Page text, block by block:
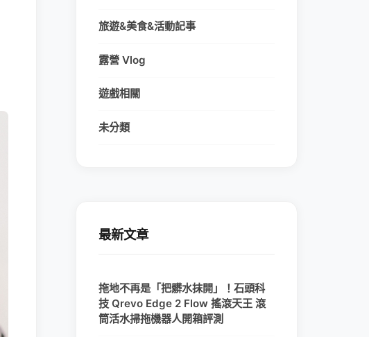
旅遊&美食&活動記事
露營 Vlog
遊戲相關
未分類
最新文章
拖地不再是「把髒水抹開」！石頭科
技 Qrevo Edge 2 Flow 搖滾天王 滾
筒活水掃拖機器人開箱評測